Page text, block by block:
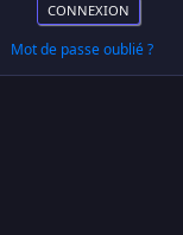
Mot de passe oublié ?